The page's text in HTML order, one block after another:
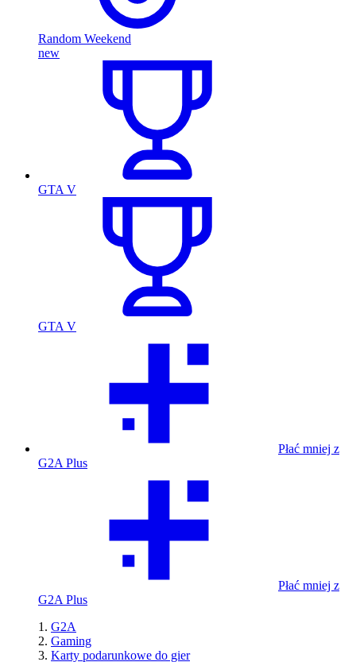
Random Weekend
new
GTA V
GTA V
Płać mniej z
G2A Plus
Płać mniej z
G2A Plus
G2A
Gaming
Karty podarunkowe do gier